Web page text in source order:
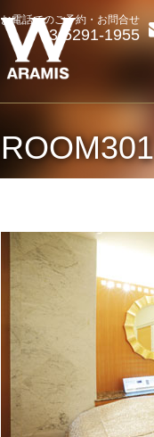
お電話でのご予約・お問合せ
03-5291-1955
ROOM301